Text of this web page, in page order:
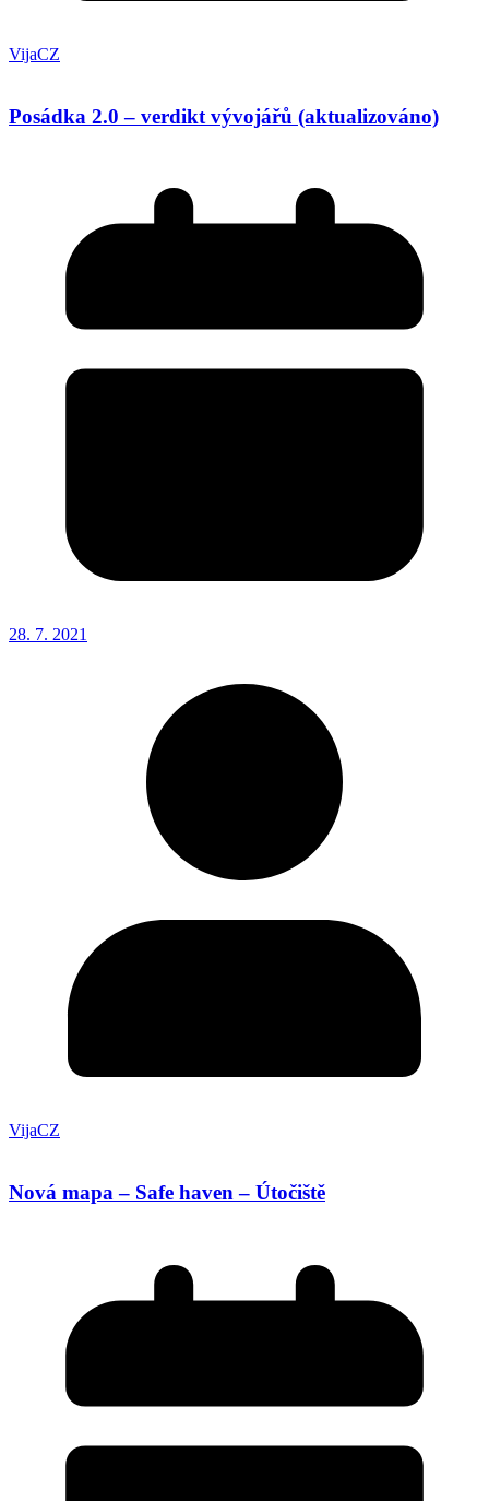
VijaCZ
Posádka 2.0 – verdikt vývojářů (aktualizováno)
28. 7. 2021
VijaCZ
Nová mapa – Safe haven – Útočiště